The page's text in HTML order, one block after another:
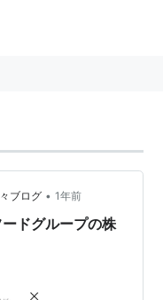
ブログ • 1年前
ドグループの株